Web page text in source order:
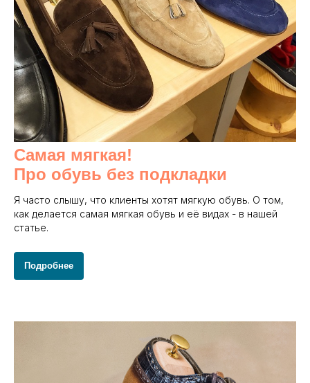
Самая мягкая!
Про обувь без подкладки
Я часто слышу, что клиенты хотят мягкую обувь. О том,
как делается самая мягкая обувь и её видах - в нашей
статье.
Подробнее